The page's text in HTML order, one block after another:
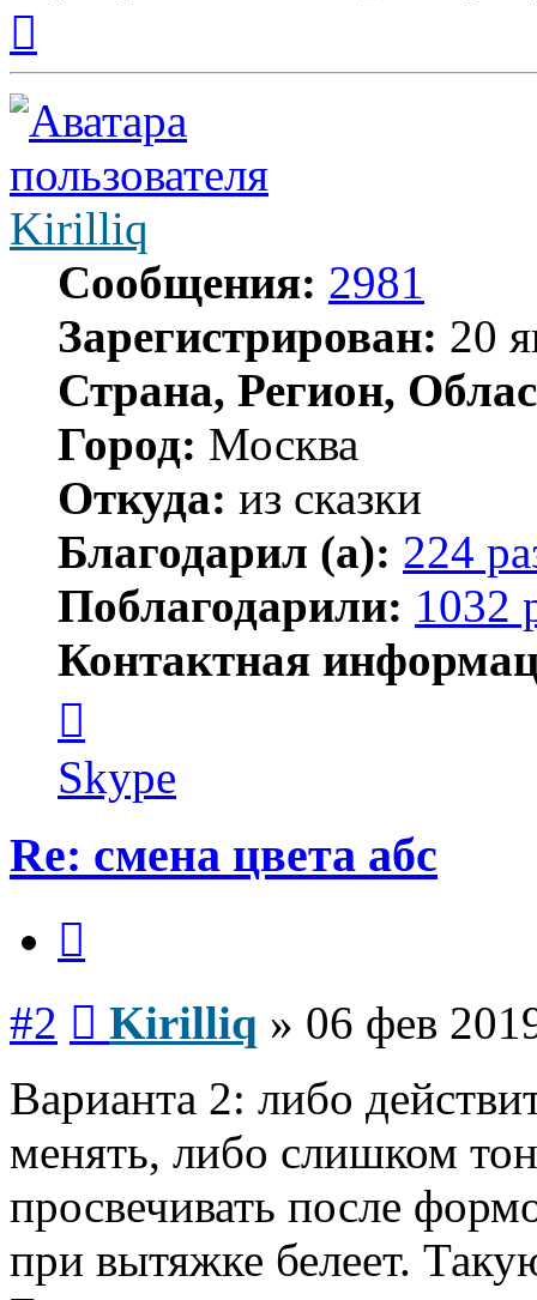
началу
Kirilliq
Сообщения: 2981
Зарегистрирован: 20
Страна, Регион,
Город: Москва
Откуда: из сказки
Благодарил (а): 224
Поблагодарили: 1032
Контактная
пользователя
Kirilliq
Skype
Re: смена цвета абс
#2 Kirilliq » 06 фев
Варианта 2: либо
менять, либо слишком
просвечивать после
при вытяжке белеет.